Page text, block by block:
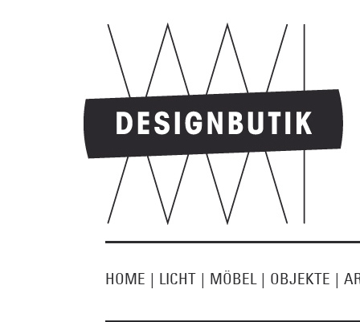
HOME | LICHT | MÖBEL | OBJEKTE |